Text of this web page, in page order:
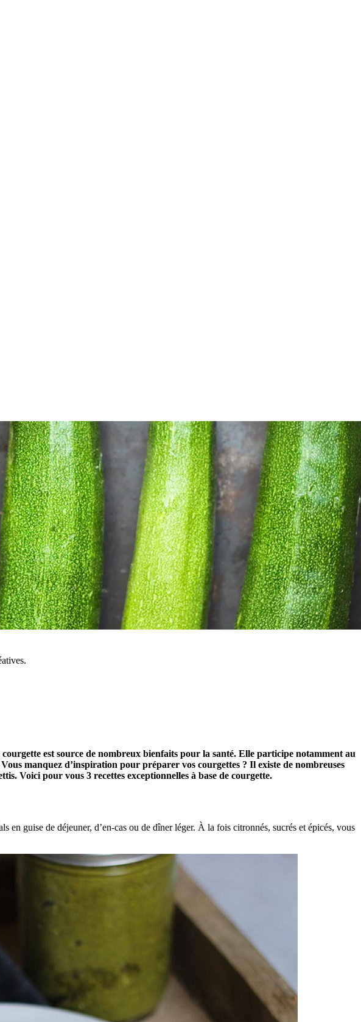
est source de nombreux bienfaits pour la santé. Elle participe notamment au
manquez d’inspiration pour préparer vos courgettes ? Il existe de nombreuses
Voici pour vous 3 recettes exceptionnelles à base de courgette.
guise de déjeuner, d’en-cas ou de dîner léger. À la fois citronnés, sucrés et épicés, vous